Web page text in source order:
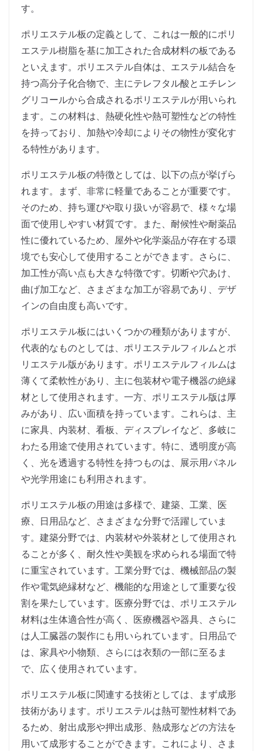
す。
ポリエステル板の定義として、これは一般的にポリ
エステル樹脂を基に加工された合成材料の板である
といえます。ポリエステル自体は、エステル結合を
持つ高分子化合物で、主にテレフタル酸とエチレン
グリコールから合成されるポリエステルが用いられ
ます。この材料は、熱硬化性や熱可塑性などの特性
を持っており、加熱や冷却によりその物性が変化す
る特性があります。
ポリエステル板の特徴としては、以下の点が挙げら
れます。まず、非常に軽量であることが重要です。
そのため、持ち運びや取り扱いが容易で、様々な場
面で使用しやすい材質です。また、耐候性や耐薬品
性に優れているため、屋外や化学薬品が存在する環
境でも安心して使用することができます。さらに、
加工性が高い点も大きな特徴です。切断や穴あけ、
曲げ加工など、さまざまな加工が容易であり、デザ
インの自由度も高いです。
ポリエステル板にはいくつかの種類がありますが、
代表的なものとしては、ポリエステルフィルムとポ
リエステル版があります。ポリエステルフィルムは
薄くて柔軟性があり、主に包装材や電子機器の絶縁
材として使用されます。一方、ポリエステル版は厚
みがあり、広い面積を持っています。これらは、主
に家具、内装材、看板、ディスプレイなど、多岐に
わたる用途で使用されています。特に、透明度が高
く、光を透過する特性を持つものは、展示用パネル
や光学用途にも利用されます。
ポリエステル板の用途は多様で、建築、工業、医
療、日用品など、さまざまな分野で活躍していま
す。建築分野では、内装材や外装材として使用され
ることが多く、耐久性や美観を求められる場面で特
に重宝されています。工業分野では、機械部品の製
作や電気絶縁材など、機能的な用途として重要な役
割を果たしています。医療分野では、ポリエステル
材料は生体適合性が高く、医療機器や器具、さらに
は人工臓器の製作にも用いられています。日用品で
は、家具や小物類、さらには衣類の一部に至るま
で、広く使用されています。
ポリエステル板に関連する技術としては、まず成形
技術があります。ポリエステルは熱可塑性材料であ
るため、射出成形や押出成形、熱成形などの方法を
用いて成形することができます。これにより、さま